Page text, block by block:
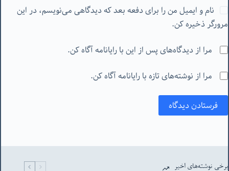
نام و ایمیل من را برای دفعه بعد که دیدگاهی می‌نویسم، در این
مرورگر ذخیره کن.
مرا از دیدگاه‌های پس از این با رایانامه آگاه کن.
مرا از نوشته‌های تازه با رایانامه آگاه کن.
فرستادن دیدگاه
برخی نوشته‌های اخیر